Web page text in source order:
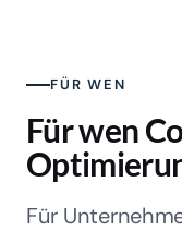
FÜR WEN
Für wen
Für